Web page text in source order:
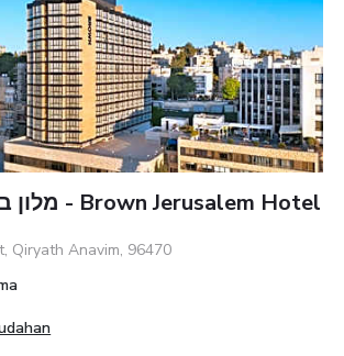
מלון בראון ירושלים - Brown Jerusalem Hotel
Qiryath Anavim, 96470